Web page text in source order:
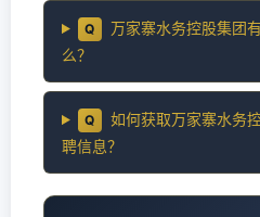
Q
万家寨水务控股集团
么？
Q
如何获取万家寨水务
聘信息？